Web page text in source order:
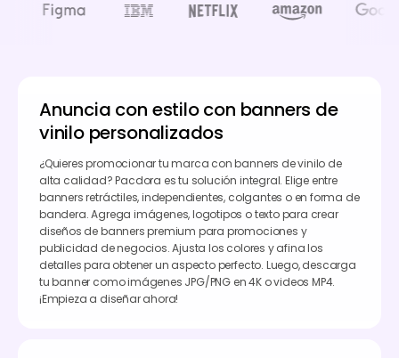
Anuncia con estilo con banners de
vinilo personalizados
¿Quieres promocionar tu marca con banners de vinilo de
alta calidad? Pacdora es tu solución integral. Elige entre
banners retráctiles, independientes, colgantes o en forma de
bandera. Agrega imágenes, logotipos o texto para crear
diseños de banners premium para promociones y
publicidad de negocios. Ajusta los colores y afina los
detalles para obtener un aspecto perfecto. Luego, descarga
tu banner como imágenes JPG/PNG en 4K o videos MP4.
¡Empieza a diseñar ahora!